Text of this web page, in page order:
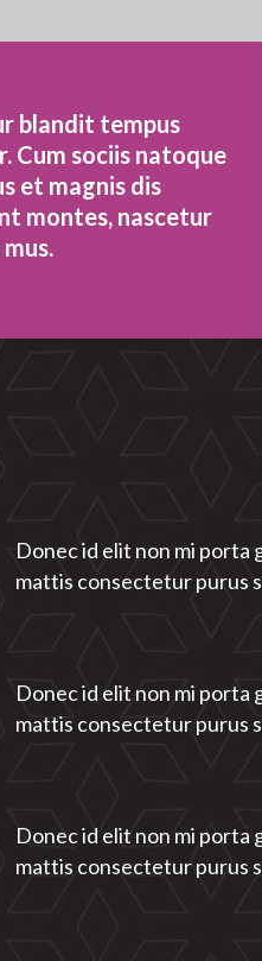
blandit tempus
Cum sociis natoque
et magnis dis
montes, nascetur
Donec id elit non mi porta
mattis consectetur purus
Donec id elit non mi porta
mattis consectetur purus
Donec id elit non mi porta
mattis consectetur purus